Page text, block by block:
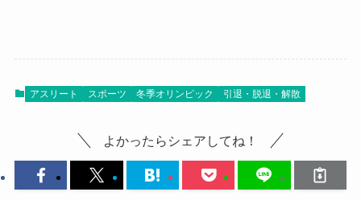
アスリート スポーツ 冬季オリンピック 引退・脱退・解散
よかったらシェアしてね！